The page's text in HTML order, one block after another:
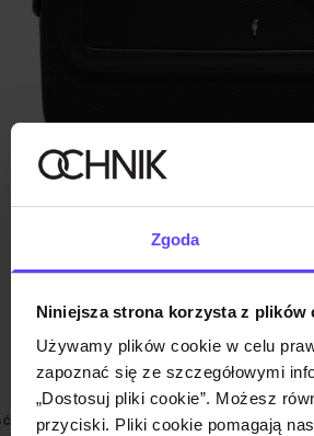
Zgoda
Niniejsza strona korzysta z plików
Używamy plików cookie w celu
zapoznać się ze szczegółowymi
„Dostosuj pliki cookie”. Możesz
przyciski. Pliki cookie pomagają
TYLKO ONLINE